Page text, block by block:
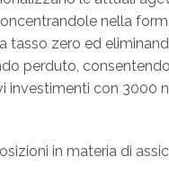
nella
tasso zero ed
perduto,
investimenti con 3000
in materia di